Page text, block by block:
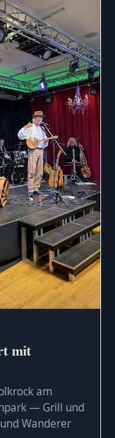
mit
am
— Grill und
Wanderer